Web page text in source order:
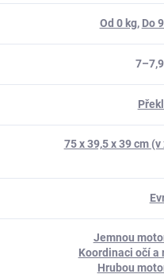
Od 0 kg, Do
75 x 39,5 x 39 cm (v
Jemnou
Koordinaci očí a
Hrubou